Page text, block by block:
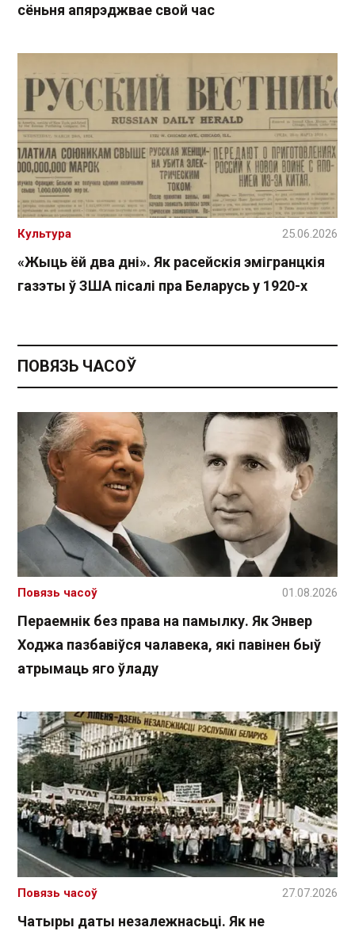
сёньня апярэджвае свой час
«Жыць ёй два дні». Як расейскія эмігранцкія
газэты ў ЗША пісалі пра Беларусь у 1920-х
Культура 25.06.2026
ПОВЯЗЬ ЧАСОЎ
Пераемнік без права на памылку. Як Энвер
Ходжа пазбавіўся чалавека, які павінен быў
атрымаць яго ўладу
Повязь часоў 01.08.2026
Чатыры даты незалежнасьці. Як не
Повязь часоў 27.07.2026